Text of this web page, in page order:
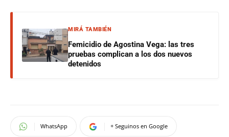
MIRÁ TAMBIÉN
Femicidio de Agostina Vega: las tres
pruebas complican a los dos nuevos
detenidos
WhatsApp + Seguinos en Google